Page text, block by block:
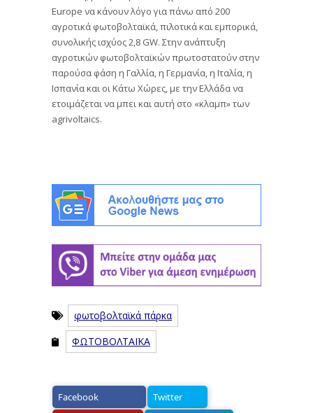
Europe να κάνουν λόγο για πάνω από 200
αγροτικά φωτοβολταϊκά, πιλοτικά και εμπορικά,
συνολικής ισχύος 2,8 GW. Στην ανάπτυξη
αγροτικών φωτοβολταϊκών πρωτοστατούν στην
παρούσα φάση η Γαλλία, η Γερμανία, η Ιταλία, η
Ισπανία και οι Κάτω Χώρες, με την Ελλάδα να
ετοιμάζεται να μπει και αυτή στο «κλαμπ» των
agrivoltaics.
φωτοβολταϊκά πάρκα
ΦΩΤΟΒΟΛΤΑΪΚΑ
Facebook
Twitter